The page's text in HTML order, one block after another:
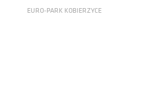
EURO-PARK KOBIERZYCE